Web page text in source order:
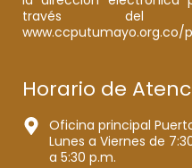
través del
Horario de
Oficina principal
Lunes a Viernes de
a 5:30 p.m.